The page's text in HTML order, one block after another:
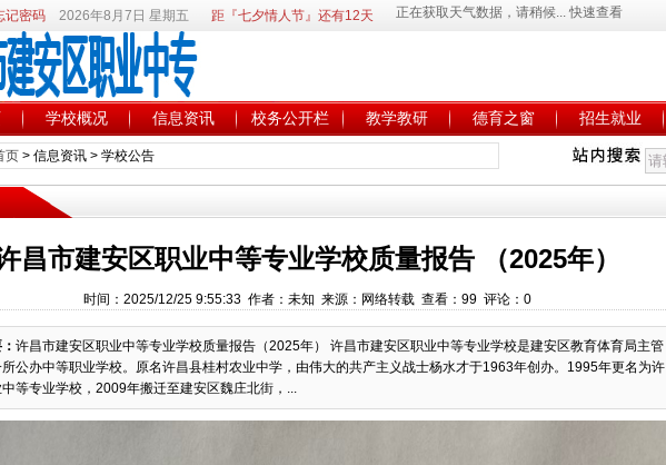
记密码 2026年8月7日 星期五 距『七夕情人节』还有12天
学校概况 信息资讯 校务公开栏 教学教研 德育之窗 招生就业
页> 信息资讯> 学校公告
昌市建安区职业中等专业学校质量报告 （2025年）
时间：2025/12/25 9:55:33 作者：未知 来源：网络转载 查看：99 评论：0
许昌市建安区职业中等专业学校质量报告（2025年） 许昌市建安区职业中等专业学校是建安区教育体育局主管
公办中等职业学校。原名许昌县桂村农业中学，由伟大的共产主义战士杨水才于1963年创办。1995年更名为许
等专业学校，2009年搬迁至建安区魏庄北街，...